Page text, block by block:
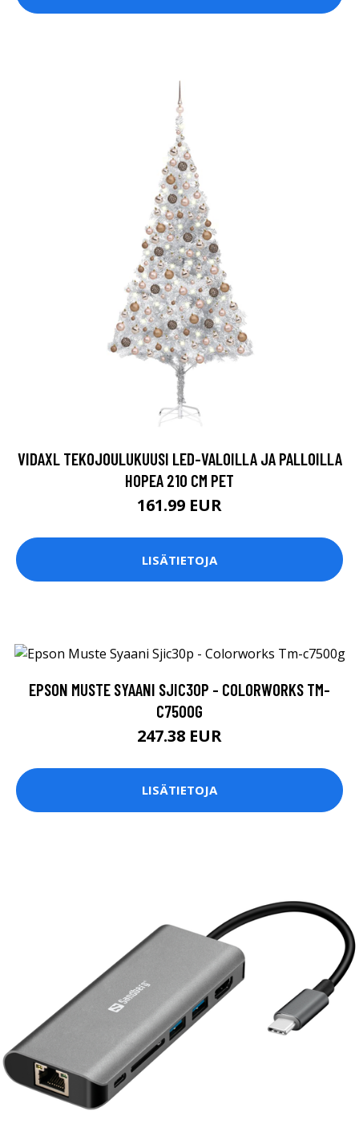
VIDAXL TEKOJOULUKUUSI LED-VALOILLA JA PALLOILLA
HOPEA 210 CM PET
161.99 EUR
LISÄTIETOJA
EPSON MUSTE SYAANI SJIC30P - COLORWORKS TM-
C7500G
247.38 EUR
LISÄTIETOJA